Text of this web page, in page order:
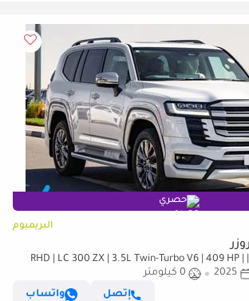
حصري
البريميوم
تويوتا لاند كروزر 2025 | RHD | LC 300 ZX | 3.5L Twin-Turbo V6 | 409 HP |
2025
0 كيلومتر
إتصل
واتساب